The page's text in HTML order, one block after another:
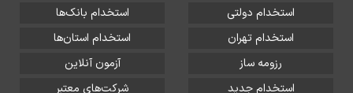
استخدام دولتی
استخدام بانک‌ها
استخدام تهران
استخدام استان‌ها
رزومه ساز
آزمون آنلاین
استخدام جدید
شرکت‌های معتبر